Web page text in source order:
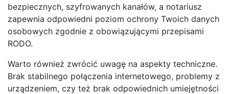
bezpiecznych, szyfrowanych kanałów, a notariusz
zapewnia odpowiedni poziom ochrony Twoich danych
osobowych zgodnie z obowiązującymi przepisami
RODO.
Warto również zwrócić uwagę na aspekty techniczne.
Brak stabilnego połączenia internetowego, problemy z
urządzeniem, czy też brak odpowiednich umiejętności